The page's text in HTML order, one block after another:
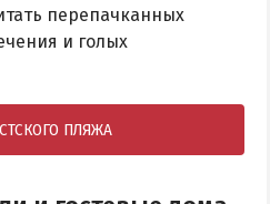
перепачканных
и голых
ПЛЯЖА